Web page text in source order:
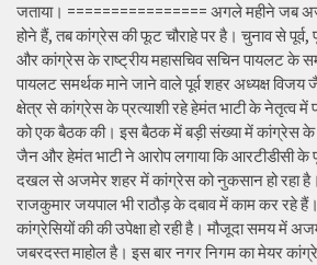
जताया। ================ अगले महीने जब
होने हैं, तब कांग्रेस की फूट चौराहे पर है। चुनाव से
और कांग्रेस के राष्ट्रीय महासचिव सचिन पायलट के
पायलट समर्थक माने जाने वाले पूर्व शहर अध्यक्ष विजय
क्षेत्र से कांग्रेस के प्रत्याशी रहे हेमंत भाटी के नेतृत्व
को एक बैठक की। इस बैठक में बड़ी संख्या में कांग्रेस के
जैन और हेमंत भाटी ने आरोप लगाया कि आरटीडीसी के
दखल से अजमेर शहर में कांग्रेस को नुकसान हो रहा है।
राजकुमार जयपाल भी राठौड़ के दबाव में काम कर रहे
कांग्रेसियों की की उपेक्षा हो रही है। मौजूदा समय में
जबरदस्त माहोल है। इस बार नगर निगम का मेयर